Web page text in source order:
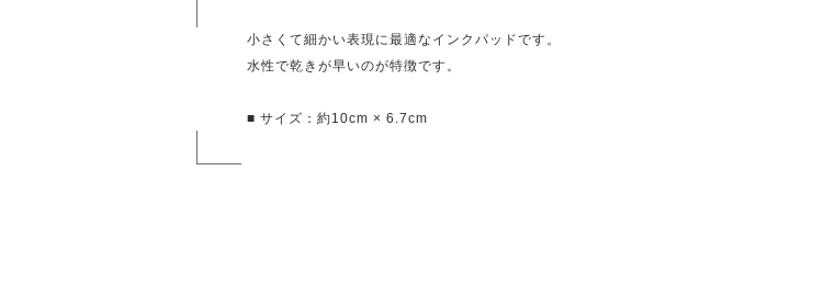
小さくて細かい表現に最適なインクパッドです。
水性で乾きが早いのが特徴です。
■ サイズ：約10cm × 6.7cm